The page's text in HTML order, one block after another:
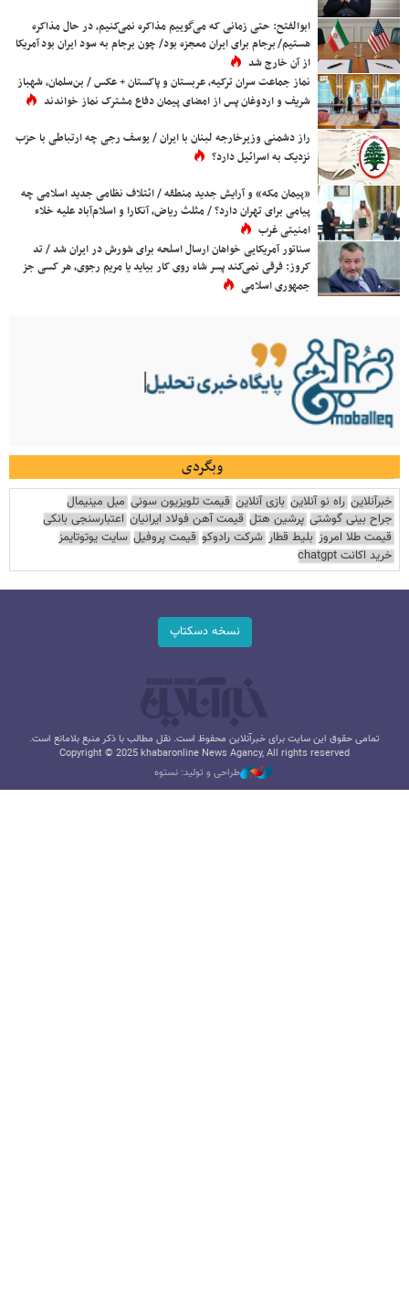
ابوالفتح: حتی زمانی که می‌گوییم مذاکره نمی‌کنیم، در حال مذاکره
هستیم/ برجام برای ایران معجزه بود/ چون برجام به سود ایران بود آمریکا
از آن خارج شد
نماز جماعت سران ترکیه، عربستان و پاکستان + عکس / بن‌سلمان، شهباز
شریف و اردوغان پس از امضای پیمان دفاع مشترک نماز خواندند
راز دشمنی وزیرخارجه لبنان با ایران / یوسف رجی چه ارتباطی با حزب
نزدیک به اسرائیل دارد؟
«پیمان مکه» و آرایش جدید منطقه / ائتلاف نظامی جدید اسلامی چه
پیامی برای تهران دارد؟ / مثلث ریاض، آنکارا و اسلام‌آباد علیه خلاء
امنیتی غرب
سناتور آمریکایی خواهان ارسال اسلحه برای شورش در ایران شد / تد
کروز: فرقی نمی‌کند پسر شاه روی کار بیاید یا مریم رجوی، هر کسی جز
جمهوری اسلامی
وبگردی
خبرآنلاین راه نو آنلاین بازی آنلاین قیمت تلویزیون سونی مبل مینیمال
جراح بینی گوشتی پرشین هتل قیمت آهن فولاد ایرانیان اعتبارسنجی بانکی
قیمت طلا امروز بلیط قطار شرکت رادوکو قیمت پروفیل سایت یوتوتایمز
خرید اکانت chatgpt
نسخه دسکتاپ
تمامی حقوق این سایت برای خبرآنلاین محفوظ است. نقل مطالب با ذکر منبع بلامانع است.
Copyright © 2025 khabaronline News Agancy, All rights reserved
طراحی و تولید: نستوه